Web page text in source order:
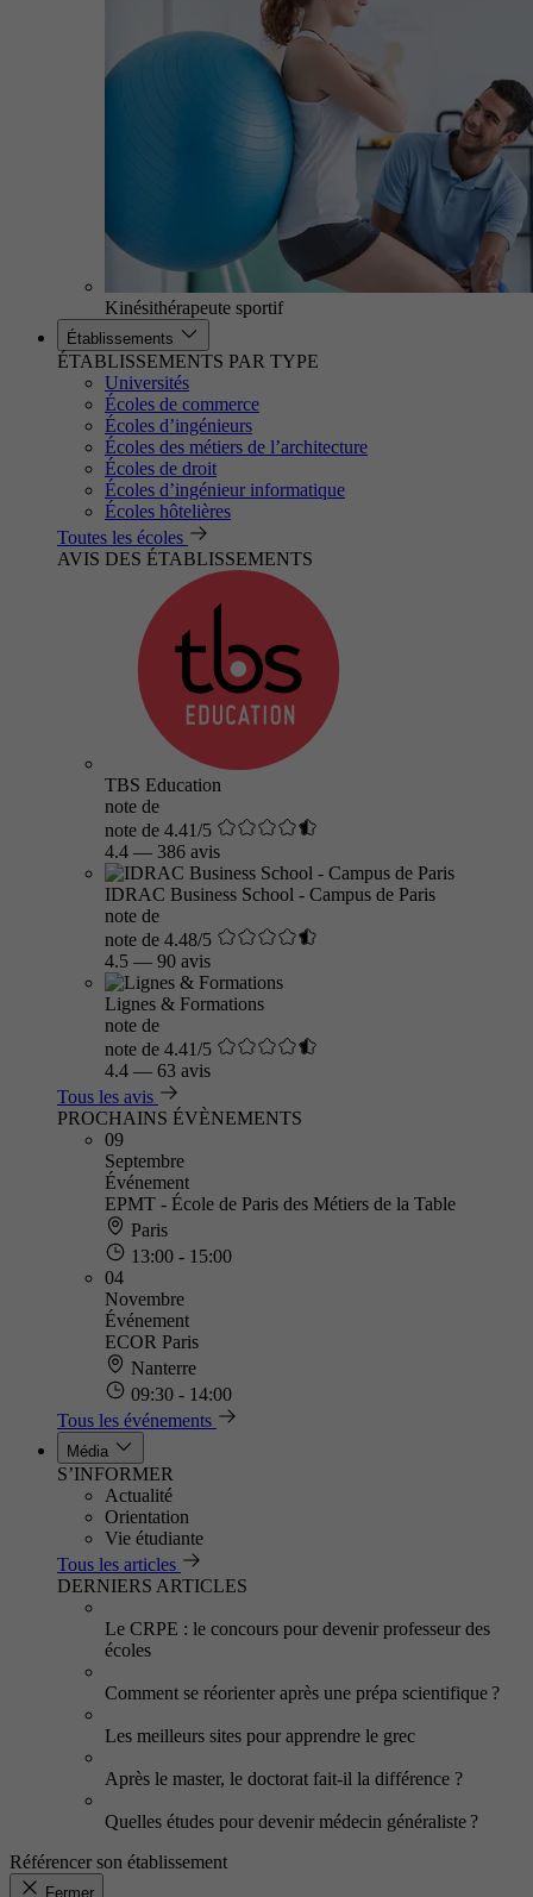
Kinésithérapeute sportif
Établissements
ÉTABLISSEMENTS PAR TYPE
Universités
Écoles de commerce
Écoles d’ingénieurs
Écoles des métiers de l’architecture
Écoles de droit
Écoles d’ingénieur informatique
Écoles hôtelières
Toutes les écoles
AVIS DES ÉTABLISSEMENTS
TBS Education
note de
note de 4.41/5
4.4 — 386 avis
IDRAC Business School - Campus de Paris
note de
note de 4.48/5
4.5 — 90 avis
Lignes & Formations
note de
note de 4.41/5
4.4 — 63 avis
Tous les avis
PROCHAINS ÉVÈNEMENTS
09
Septembre
Événement
EPMT - École de Paris des Métiers de la Table
Paris
13:00 - 15:00
04
Novembre
Événement
ECOR Paris
Nanterre
09:30 - 14:00
Tous les événements
Média
S’INFORMER
Actualité
Orientation
Vie étudiante
Tous les articles
DERNIERS ARTICLES
Le CRPE : le concours pour devenir professeur des
écoles
Comment se réorienter après une prépa scientifique ?
Les meilleurs sites pour apprendre le grec
Après le master, le doctorat fait-il la différence ?
Quelles études pour devenir médecin généraliste ?
Référencer son établissement
Fermer